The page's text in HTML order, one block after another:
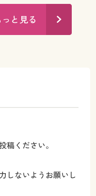
と見る
稿ください。
しないようお願いし